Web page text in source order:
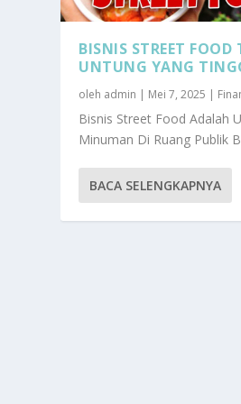
BISNIS STREET FOOD
UNTUNG YANG
oleh admin | Mei 7, 2025 |
Bisnis Street Food Adalah
Minuman Di Ruang Publik
BACA SELENGKAPNYA